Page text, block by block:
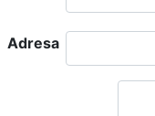
Adresa